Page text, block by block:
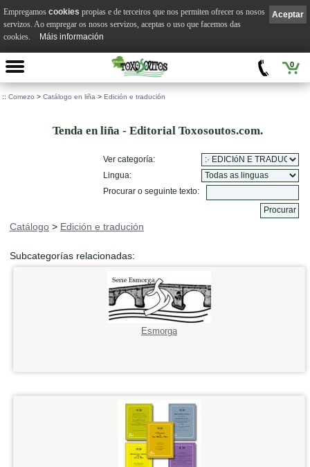
0
:: Comezo > Catálogo en liña > Edición e tradución
Tenda en liña - Editorial Toxosoutos.com.
Ver categoría:
Lingua:
Procurar o seguinte texto:
Catálogo > Edición e tradución
Subcategorías relacionadas:
Esmorga
Aceptar
Empregamos cookies propias e de terceiros que nos permiten ofrecer os nosos
servizos. Ao empregar os nosos servizos, aceptas o uso que facemos das
cookies.
Máis información